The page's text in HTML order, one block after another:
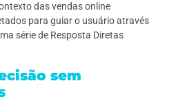
das vendas online
para guiar o usuário através
série de Resposta Diretas
sem